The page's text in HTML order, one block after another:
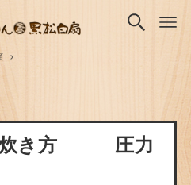
炊き方 圧力